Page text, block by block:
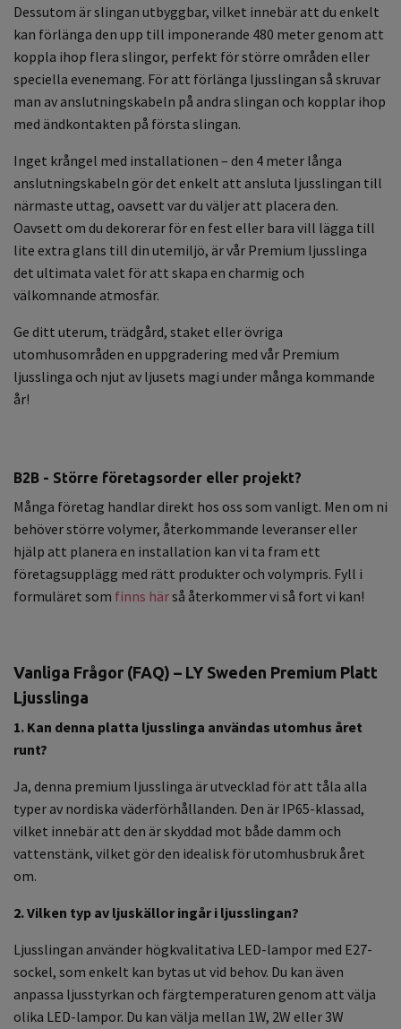
Dessutom är slingan utbyggbar, vilket innebär att du enkelt
kan förlänga den upp till imponerande 480 meter genom att
koppla ihop flera slingor, perfekt för större områden eller
speciella evenemang. För att förlänga ljusslingan så skruvar
man av anslutningskabeln på andra slingan och kopplar ihop
med ändkontakten på första slingan.
Inget krångel med installationen – den 4 meter långa
anslutningskabeln gör det enkelt att ansluta ljusslingan till
närmaste uttag, oavsett var du väljer att placera den.
Oavsett om du dekorerar för en fest eller bara vill lägga till
lite extra glans till din utemiljö, är vår Premium ljusslinga
det ultimata valet för att skapa en charmig och
välkomnande atmosfär.
Ge ditt uterum, trädgård, staket eller övriga
utomhusområden en uppgradering med vår Premium
ljusslinga och njut av ljusets magi under många kommande
år!
B2B - Större företagsorder eller projekt?
Många företag handlar direkt hos oss som vanligt. Men om ni
behöver större volymer, återkommande leveranser eller
hjälp att planera en installation kan vi ta fram ett
företagsupplägg med rätt produkter och volympris. Fyll i
formuläret som finns härså återkommer vi så fort vi kan!
Vanliga Frågor (FAQ) – LY Sweden Premium Platt
Ljusslinga
1. Kan denna platta ljusslinga användas utomhus året
runt?
Ja, denna premium ljusslinga är utvecklad för att tåla alla
typer av nordiska väderförhållanden. Den är IP65-klassad,
vilket innebär att den är skyddad mot både damm och
vattenstänk, vilket gör den idealisk för utomhusbruk året
om.
2. Vilken typ av ljuskällor ingår i ljusslingan?
Ljusslingan använder högkvalitativa LED-lampor med E27-
sockel, som enkelt kan bytas ut vid behov. Du kan även
anpassa ljusstyrkan och färgtemperaturen genom att välja
olika LED-lampor. Du kan välja mellan 1W, 2W eller 3W